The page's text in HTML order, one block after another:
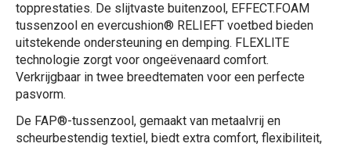
topprestaties. De slijtvaste buitenzool, EFFECT.FOAM
tussenzool en evercushion® RELIEFT voetbed bieden
uitstekende ondersteuning en demping. FLEXLITE
technologie zorgt voor ongeëvenaard comfort.
Verkrijgbaar in twee breedtematen voor een perfecte
pasvorm.
De FAP®-tussenzool, gemaakt van metaalvrij en
scheurbestendig textiel, biedt extra comfort, flexibiliteit,